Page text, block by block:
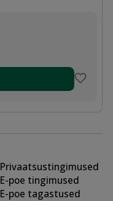
Privaatsustingimused
E-poe tingimused
E-poe tagastused